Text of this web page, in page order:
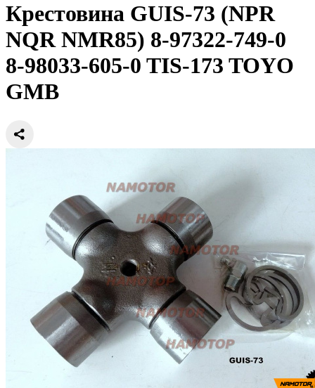
Крестовина GUIS-73 (NPR
NQR NMR85) 8-97322-749-0
8-98033-605-0 TIS-173 TOYO
GMB